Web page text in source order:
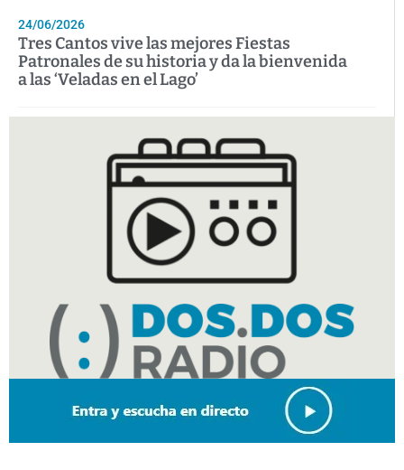
24/06/2026
Tres Cantos vive las mejores Fiestas
Patronales de su historia y da la bienvenida
a las ‘Veladas en el Lago’